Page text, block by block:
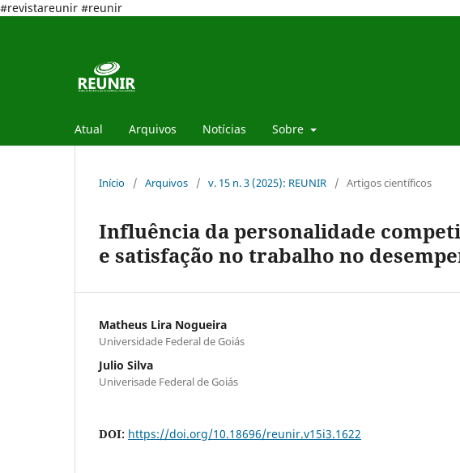
#revistareunir #reunir
Atual Arquivos Notícias Sobre
Início / Arquivos / v. 15 n. 3 (2025): REUNIR / Artigos científicos
Influência da personalidade
e satisfação no trabalho no
Matheus Lira Nogueira
Universidade Federal de Goiás
Julio Silva
Univerisade Federal de Goiás
DOI: https://doi.org/10.18696/reunir.v15i3.1622